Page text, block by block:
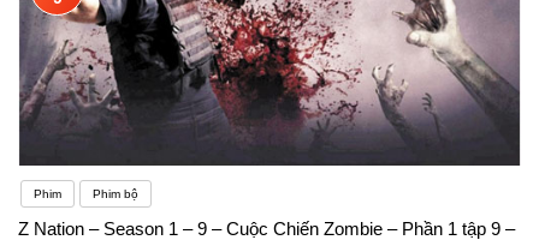
Phim Phim bộ
Z Nation – Season 1 – 9 – Cuộc Chiến Zombie – Phần 1 tập 9 –